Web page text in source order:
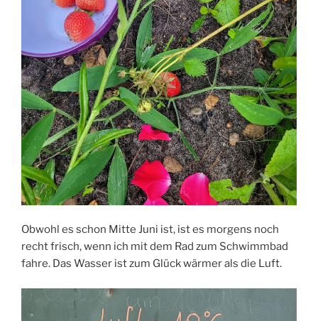
Obwohl es schon Mitte Juni ist, ist es morgens noch
recht frisch, wenn ich mit dem Rad zum Schwimmbad
fahre. Das Wasser ist zum Glück wärmer als die Luft.